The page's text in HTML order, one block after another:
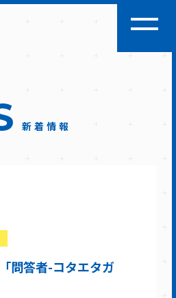
新着情報
問答者-コタエタガ